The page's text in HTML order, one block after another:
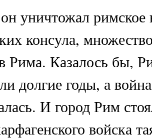
уничтожал
консула,
Рима. Казалось бы,
долгие годы, а
И город Рим
войска